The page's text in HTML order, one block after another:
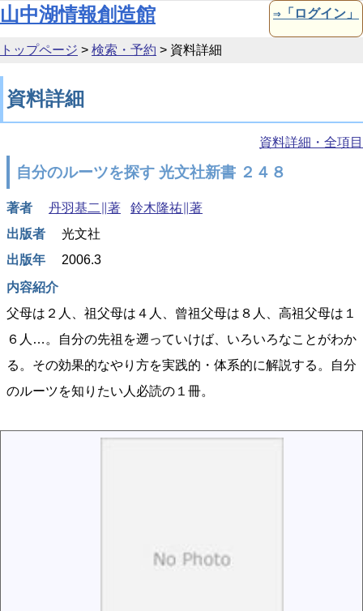
本文へ移動
山中湖情報創造館 ⇒「ログイン」
トップページ > 検索・予約 > 資料詳細
資料詳細
資料詳細・全項目
自分のルーツを探す 光文社新書 ２４８
著者 丹羽基二∥著
鈴木隆祐∥著
出版者
光文社
出版年
2006.3
内容紹介
父母は２人、祖父母は４人、曾祖父母は８人、高祖父母は１
６人…。自分の先祖を遡っていけば、いろいろなことがわか
る。その効果的なやり方を実践的・体系的に解説する。自分
のルーツを知りたい人必読の１冊。